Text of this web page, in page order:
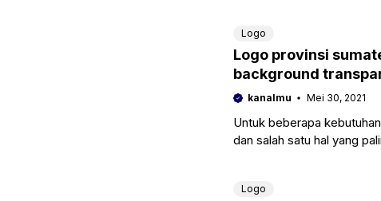
Logo
Logo provinsi
background
kanalmu Mei 30, 2021
Untuk beberapa
dan salah satu hal yang
Logo